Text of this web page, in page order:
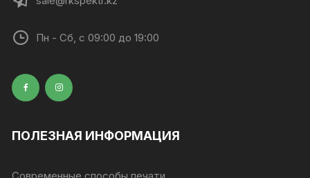
Пн - Сб, с 09:00 до 19:00
ПОЛЕЗНАЯ ИНФОРМАЦИЯ
Современные способы печати